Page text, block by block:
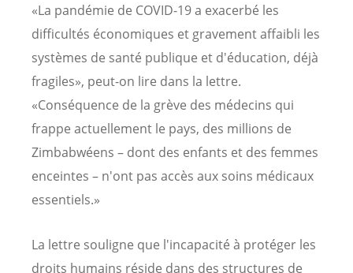
«La pandémie de COVID-19 a exacerbé les
difficultés économiques et gravement affaibli les
systèmes de santé publique et d'éducation, déjà
fragiles», peut-on lire dans la lettre.
«Conséquence de la grève des médecins qui
frappe actuellement le pays, des millions de
Zimbabwéens – dont des enfants et des femmes
enceintes – n'ont pas accès aux soins médicaux
essentiels.»
La lettre souligne que l'incapacité à protéger les
droits humains réside dans des structures de